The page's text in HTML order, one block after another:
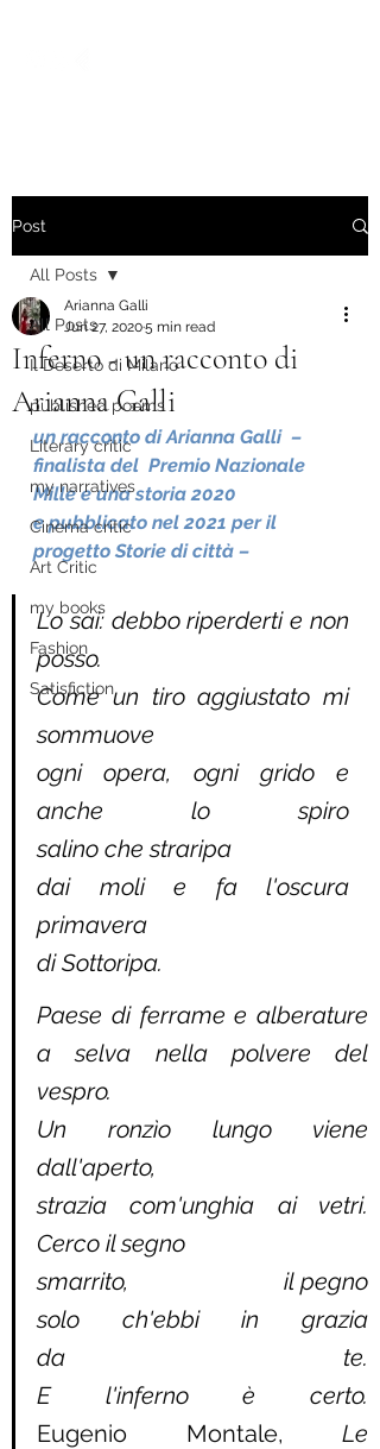
Post
All Posts
Il Deserto di Milano
published poems
Literary critic
my narratives
Cinema critic
Art Critic
my books
Fashion
Satisfiction
All Posts
Inferno - un racconto di
Arianna Galli
Arianna Galli
Jun 27, 20205 min read
un racconto di Arianna Galli  –
finalista del  Premio Nazionale
Mille e una storia 2020
e pubblicato nel 2021 per il
progetto Storie di città –
Lo sai: debbo riperderti e non
posso.
Come un tiro aggiustato mi
sommuove
ogni opera, ogni grido e
anche lo spiro
salino che straripa
dai moli e fa l'oscura
primavera
di Sottoripa.
Paese di ferrame e alberature
a selva nella polvere del
vespro.
Un ronzìo lungo viene
dall'aperto,
strazia com'unghia ai vetri.
Cerco il segno
smarrito,                       il pegno
solo ch'ebbi in grazia
da te.
Eugenio Montale, Le